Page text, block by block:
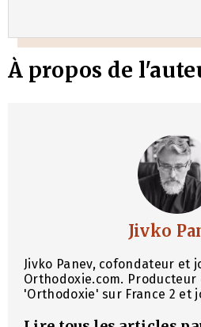
À propos de
Jivko
Jivko Panev, cofondateur et
Orthodoxie.com. Producteur
'Orthodoxie' sur France 2 et